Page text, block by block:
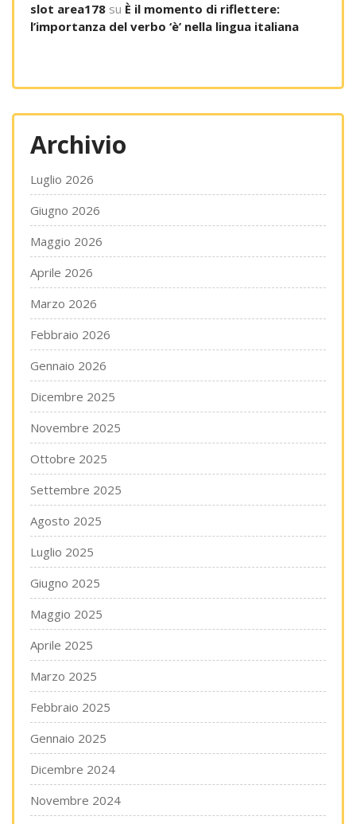
slot area178 su È il momento di riflettere:
l’importanza del verbo ‘è’ nella lingua italiana
Archivio
Luglio 2026
Giugno 2026
Maggio 2026
Aprile 2026
Marzo 2026
Febbraio 2026
Gennaio 2026
Dicembre 2025
Novembre 2025
Ottobre 2025
Settembre 2025
Agosto 2025
Luglio 2025
Giugno 2025
Maggio 2025
Aprile 2025
Marzo 2025
Febbraio 2025
Gennaio 2025
Dicembre 2024
Novembre 2024